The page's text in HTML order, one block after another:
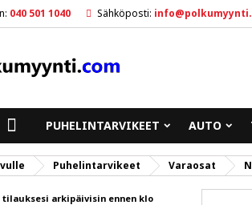
040 501 1040 Sähköposti:
ETUSIVULLE
PUHELINTARVIKEET AUTO
Puhelintarvikeet Varaosat
tilauksesi arkipäivisin ennen klo